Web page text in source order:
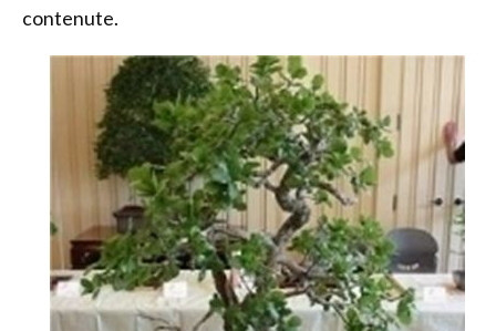
contenute.